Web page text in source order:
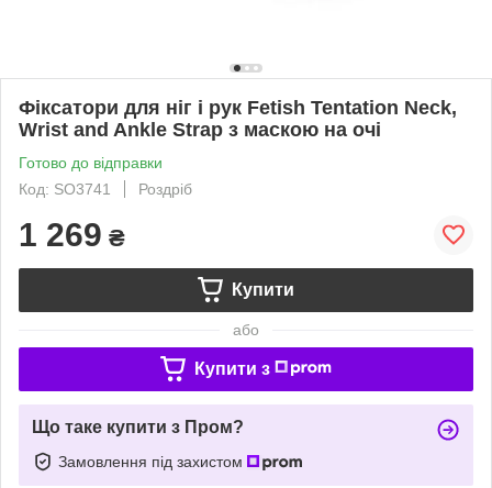
Фіксатори для ніг і рук Fetish Tentation Neck,
Wrist and Ankle Strap з маскою на очі
Готово до відправки
Код: SO3741
Роздріб
1 269 ₴
Купити
або
Купити з
Що таке купити з Пром?
Замовлення під захистом